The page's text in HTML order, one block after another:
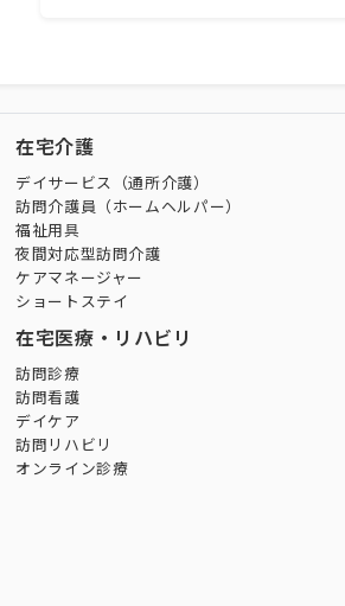
在宅介護
デイサービス（通所介護）
訪問介護員（ホームヘルパー）
福祉用具
夜間対応型訪問介護
ケアマネージャー
ショートステイ
在宅医療・リハビリ
訪問診療
訪問看護
デイケア
訪問リハビリ
オンライン診療